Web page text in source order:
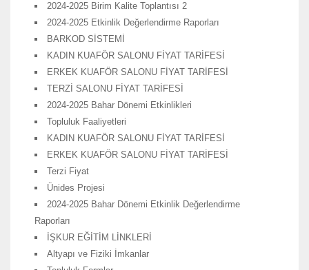
2024-2025 Birim Kalite Toplantısı 2
2024-2025 Etkinlik Değerlendirme Raporları
BARKOD SİSTEMİ
KADIN KUAFÖR SALONU FİYAT TARİFESİ
ERKEK KUAFÖR SALONU FİYAT TARİFESİ
TERZİ SALONU FİYAT TARİFESİ
2024-2025 Bahar Dönemi Etkinlikleri
Topluluk Faaliyetleri
KADIN KUAFÖR SALONU FİYAT TARİFESİ
ERKEK KUAFÖR SALONU FİYAT TARİFESİ
Terzi Fiyat
Ünides Projesi
2024-2025 Bahar Dönemi Etkinlik Değerlendirme
Raporları
İŞKUR EĞİTİM LİNKLERİ
Altyapı ve Fiziki İmkanlar